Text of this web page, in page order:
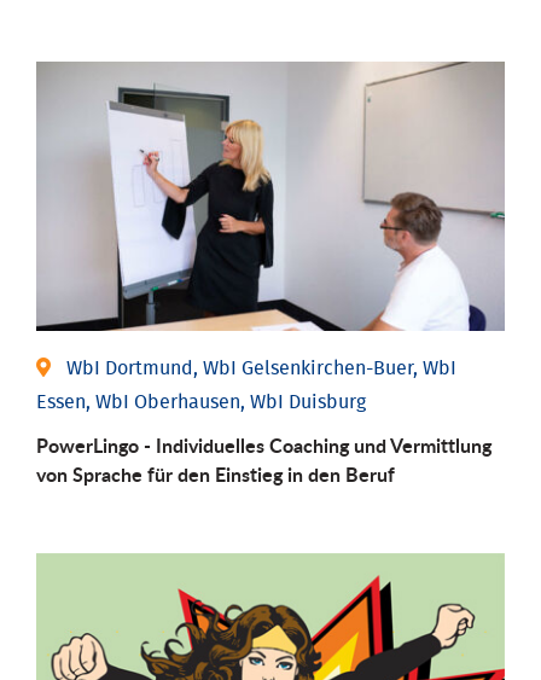
WbI Dortmund, WbI Gelsenkirchen-Buer, WbI
Essen, WbI Oberhausen, WbI Duisburg
PowerLingo - Individuelles Coaching und Vermittlung
von Sprache für den Einstieg in den Beruf